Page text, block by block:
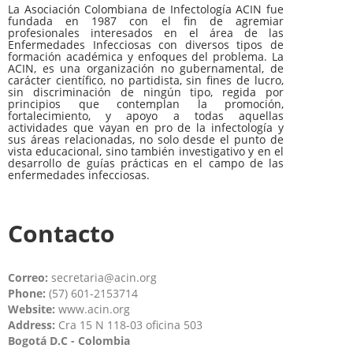
La Asociación Colombiana de Infectología ACIN fue
fundada en 1987 con el fin de agremiar
profesionales interesados en el área de las
Enfermedades Infecciosas con diversos tipos de
formación académica y enfoques del problema. La
ACIN, es una organización no gubernamental, de
carácter científico, no partidista, sin fines de lucro,
sin discriminación de ningún tipo, regida por
principios que contemplan la promoción,
fortalecimiento, y apoyo a todas aquellas
actividades que vayan en pro de la infectología y
sus áreas relacionadas, no solo desde el punto de
vista educacional, sino también investigativo y en el
desarrollo de guías prácticas en el campo de las
enfermedades infecciosas.
Contacto
Correo: secretaria@acin.org
Phone: (57) 601-2153714
Website: www.acin.org
Address: Cra 15 N 118-03 oficina 503
Bogotá D.C - Colombia